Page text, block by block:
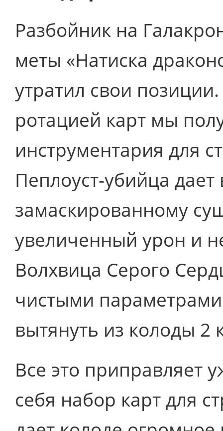
Разбойник на
меты «Натиска
утратил свои
ротацией карт мы
инструментария для
Пеплоуст-убийца
замаскированному
увеличенный урон и
Волхвица Серого
чистыми
вытянуть из колоды 2
Все это приправляет
себя набор карт для